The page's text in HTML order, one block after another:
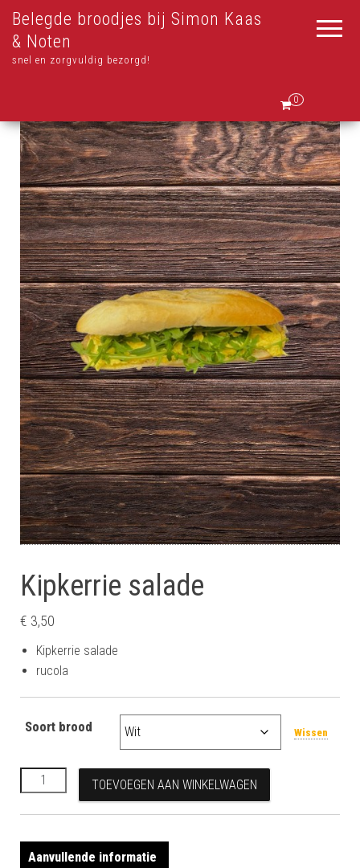
Belegde broodjes bij Simon Kaas
& Noten
snel en zorgvuldig bezorgd!
0
Kipkerrie salade
€ 3,50
Kipkerrie salade
rucola
Soort brood Wissen
Kipkerrie salade aantal
TOEVOEGEN AAN WINKELWAGEN
Aanvullende informatie